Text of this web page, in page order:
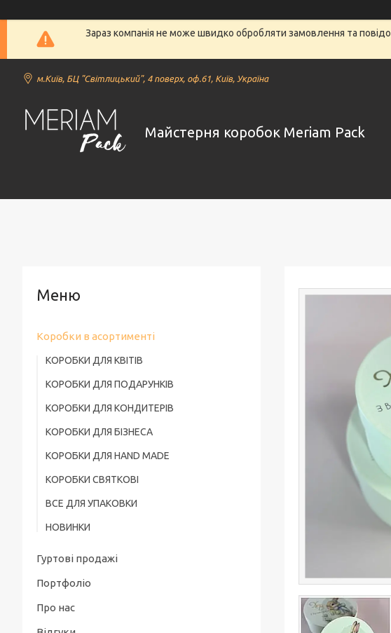
Зараз компанія не може швидко обробляти замовлення та
м.Київ, БЦ "Світлицький", 4 поверх, оф.61, Київ, Україна
Майстерня коробок Meriam Pack
Коробки в асортименті
КОРОБКИ ДЛЯ КВІТІВ
КОРОБКИ ДЛЯ ПОДАРУНКІВ
КОРОБКИ ДЛЯ КОНДИТЕРІВ
КОРОБКИ ДЛЯ БІЗНЕСА
КОРОБКИ ДЛЯ HAND MADE
КОРОБКИ СВЯТКОВІ
ВСЕ ДЛЯ УПАКОВКИ
НОВИНКИ
Гуртові продажі
Портфоліо
Про нас